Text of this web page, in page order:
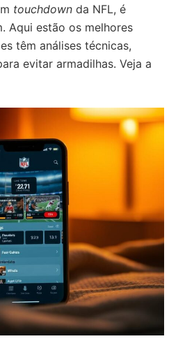
touchdown da NFL, é
Aqui estão os melhores
têm análises técnicas,
evitar armadilhas. Veja a